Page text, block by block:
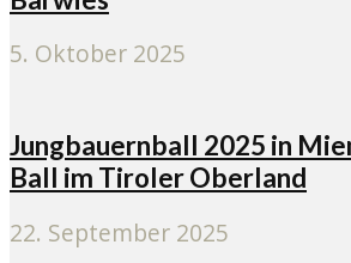
5. Oktober 2025
Jungbauernball 2025 in
Ball im Tiroler Oberland
22. September 2025